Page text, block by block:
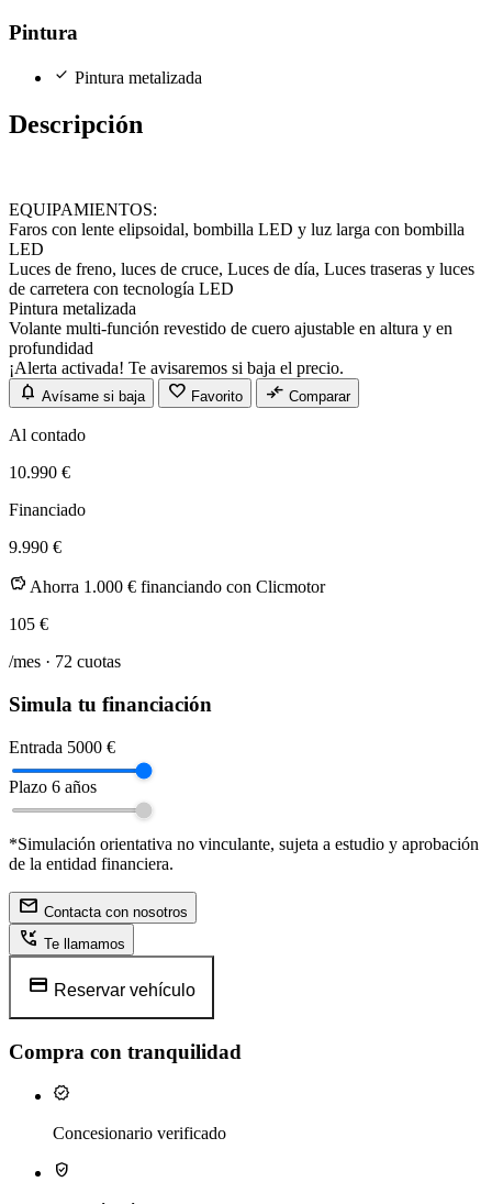
Pintura
check Pintura metalizada
Descripción
EQUIPAMIENTOS:
Faros con lente elipsoidal, bombilla LED y luz larga con bombilla
LED
Luces de freno, luces de cruce, Luces de día, Luces traseras y luces
de carretera con tecnología LED
Pintura metalizada
Volante multi-función revestido de cuero ajustable en altura y en
profundidad
¡Alerta activada! Te avisaremos si baja el precio.
notifications Avísame si baja favorite Favorito compare_arrows Comparar
Al contado
10.990 €
Financiado
9.990 €
savings Ahorra 1.000 € financiando con Clicmotor
105 €
/mes · 72 cuotas
Simula tu financiación
Entrada 5000 €
Plazo 6 años
*Simulación orientativa no vinculante, sujeta a estudio y aprobación
de la entidad financiera.
mail Contacta con nosotros
phone_callback Te llamamos
credit_card Reservar vehículo
Compra con tranquilidad
verified
Concesionario verificado
verified_user